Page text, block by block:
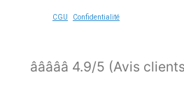
CGU Confidentialité
â­â­â­â­â­ 4.9/5 (Avis